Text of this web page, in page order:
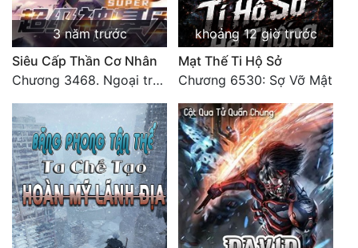
3 năm trước
Siêu Cấp Thần Cơ Nhân
Chương 3468. Ngoại truyện 2: Vũ trụ của ta ở đó (2)
khoảng 12 giờ trước
Mạt Thế Ti Hộ Sở
Chương 6530: Sợ Vỡ Mật